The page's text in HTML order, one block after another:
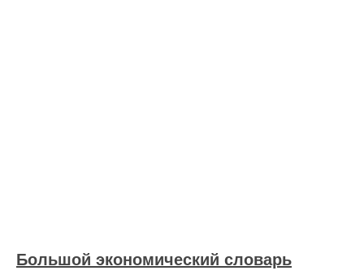
Большой экономический словарь